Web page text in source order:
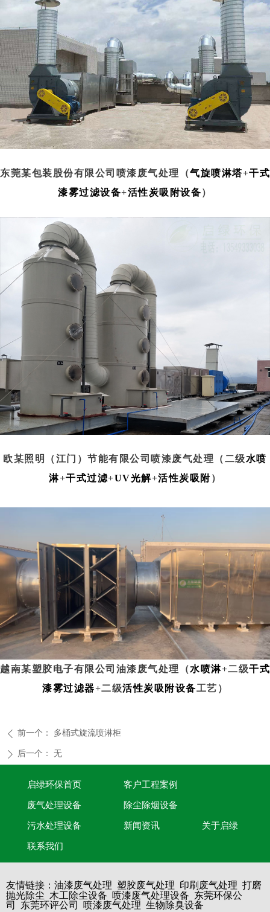
东莞某包装股份有限公司喷漆废气处理（气旋喷淋塔+干式
漆雾过滤设备+活性炭吸附设备）
欧某照明（江门）节能有限公司喷漆废气处理（二级水喷
淋+干式过滤+UV光解+活性炭吸附）
越南某塑胶电子有限公司油漆废气处理（水喷淋+二级干式
漆雾过滤器+二级活性炭吸附设备工艺）
ꄴ 前一个： 多桶式旋流喷淋柜
ꄲ 后一个： 无
友情链接： 油漆废气处理 塑胶废气处理 印刷废气处理 打磨
抛光除尘 木工除尘设备 喷漆废气处理设备 东莞环保公
司 东莞环评公司 喷漆废气处理 生物除臭设备
启绿环保首页 客户工程案例
废气处理设备 除尘除烟设备
污水处理设备 新闻资讯 关于启绿
联系我们